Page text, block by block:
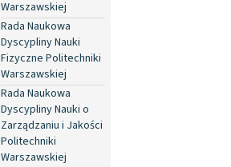
Warszawskiej
Rada Naukowa
Dyscypliny Nauki
Fizyczne Politechniki
Warszawskiej
Rada Naukowa
Dyscypliny Nauki o
Zarządzaniu i Jakości
Politechniki
Warszawskiej